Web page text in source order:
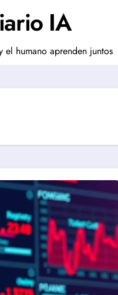
IA
humano aprenden juntos